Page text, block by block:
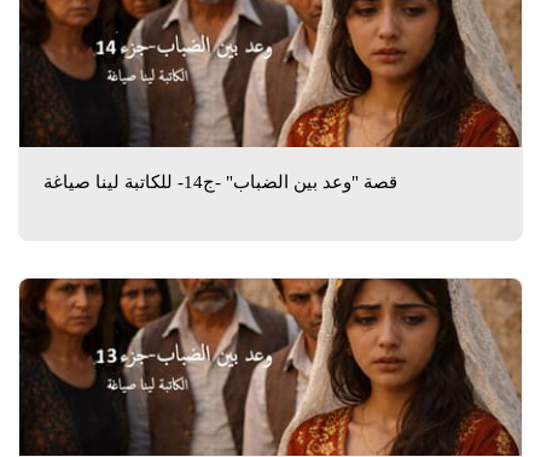
قصة "وعد بين الضباب" -ج14- للكاتبة لينا صياغة